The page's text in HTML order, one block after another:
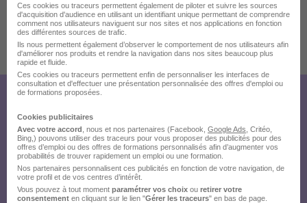
Nos engagements, vos avantages
Publiée le 04/08/2026 - Réf : R0314025
Hellowork et postulez
sur le site du recruteur !
Ces cookies ou traceurs permettent également de piloter et suivre les sources
d'acquisition d'audience en utilisant un identifiant unique permettant de comprendre
comment nos utilisateurs naviguent sur nos sites et nos applications en fonction
des différentes sources de trafic.
Ils nous permettent également d’observer le comportement de nos utilisateurs afin
d'améliorer nos produits et rendre la navigation dans nos sites beaucoup plus
rapide et fluide.
Ces cookies ou traceurs permettent enfin de personnaliser les interfaces de
consultation et d'effectuer une présentation personnalisée des offres d'emploi ou
de formations proposées.
Cookies publicitaires
Avec votre accord , nous et nos partenaires (Facebook, Google Ads , Critéo,
Bing,) pouvons utiliser des traceurs pour vous proposer des publicités pour des
offres d’emploi ou des offres de formations personnalisés afin d’augmenter vos
probabilités de trouver rapidement un emploi ou une formation.
Nos partenaires personnalisent ces publicités en fonction de votre navigation, de
votre profil et de vos centres d’intérêt.
Vous pouvez à tout moment paramétrer vos choix ou retirer votre
consentement en cliquant sur le lien "Gérer les traceurs" en bas de page.